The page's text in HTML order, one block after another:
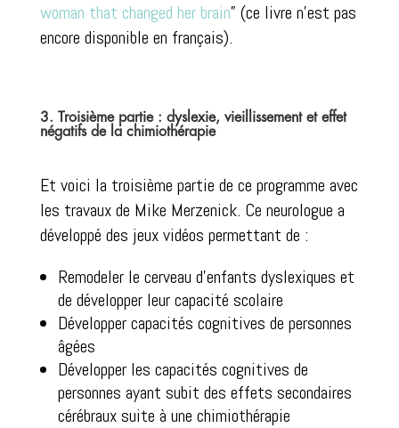
woman that changed her brain” (ce livre n’est pas
encore disponible en français).
3. Troisième partie : dyslexie, vieillissement et effet
négatifs de la chimiothérapie
Et voici la troisième partie de ce programme avec
les travaux de Mike Merzenick. Ce neurologue a
développé des jeux vidéos permettant de :
Remodeler le cerveau d’enfants dyslexiques et
de développer leur capacité scolaire
Développer capacités cognitives de personnes
âgées
Développer les capacités cognitives de
personnes ayant subit des effets secondaires
cérébraux suite à une chimiothérapie